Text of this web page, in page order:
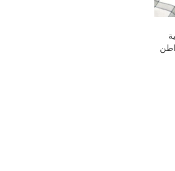
مواطن